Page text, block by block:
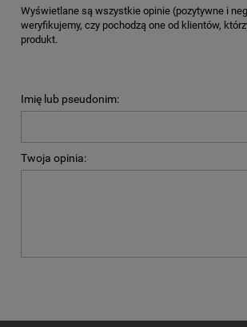
Wyświetlane są wszystkie opinie (pozytywne i
weryfikujemy, czy pochodzą one od klientów,
produkt.
Imię lub pseudonim:
Twoja opinia: